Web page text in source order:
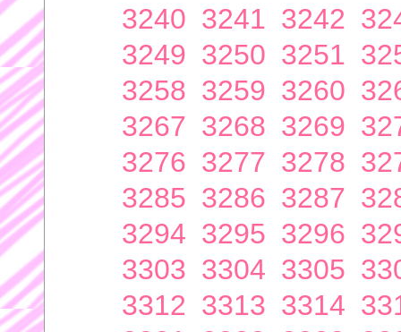
3240 3241 3242
3249 3250 3251
3258 3259 3260
3267 3268 3269
3276 3277 3278
3285 3286 3287
3294 3295 3296
3303 3304 3305
3312 3313 3314